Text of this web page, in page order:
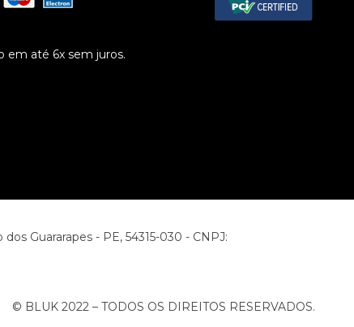
em até 6x sem juros.
Guararapes - PE, 54315-030 - CNPJ:
© BLUK 2022 – TODOS OS DIREITOS RESERVADOS.